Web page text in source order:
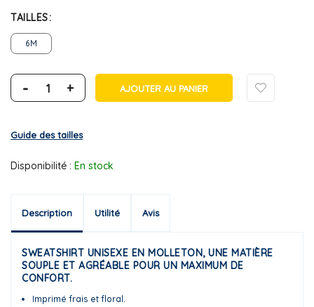
TAILLES
6M
- + AJOUTER AU PANIER
Guide des tailles
Disponibilité : En stock
Description Utilité Avis
SWEATSHIRT UNISEXE EN MOLLETON, UNE MATIÈRE
SOUPLE ET AGRÉABLE POUR UN MAXIMUM DE
CONFORT.
Imprimé frais et floral.